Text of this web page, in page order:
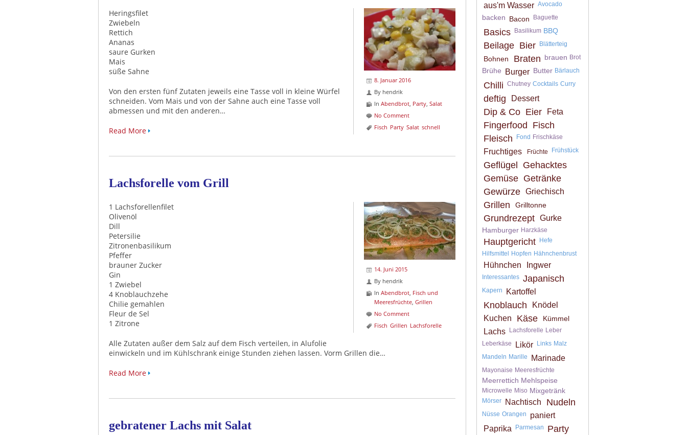
8. Januar 2016
By hendrik
InAbendbrot Party ,Salat
No Comment
Fisch Party Salat schnell
Heringsfilet
Zwiebeln
Rettich
Ananas
saure Gurken
Mais
süße Sahne
Von den ersten fünf Zutaten jeweils eine Tasse voll in kleine Würfel
schneiden. Vom Mais und von der Sahne auch eine Tasse voll
abmessen und mit den anderen…
Read More
Lachsforelle vom Grill
14. Juni 2015
By hendrik
InAbendbrot, Fisch und
Meeresfrüchte,Grillen
No Comment
Fisch Grillen Lachsforelle
1 Lachsforellenfilet
Olivenöl
Dill
Petersilie
Zitronenbasilikum
Pfeffer
brauner Zucker
Gin
1 Zwiebel
4 Knoblauchzehe
Chilie gemahlen
Fleur de Sel
1 Zitrone
Alle Zutaten außer dem Salz auf dem Fisch verteilen, in Alufolie
einwickeln und im Kühlschrank einige Stunden ziehen lassen. Vorm Grillen die…
Read More
gebratener Lachs mit Salat
aus'm Wasser Avocado
backen Bacon Baguette
Basics Basilikum BBQ
Beilage Bier Blätterteig
Bohnen Braten brauen Brot
Brühe Burger Butter Bärlauch
Chilli Chutney Cocktails Curry
deftig Dessert
Dip & Co Eier Feta
Fingerfood
Fisch
Fleisch
Fond Frischkäse
Fruchtiges Früchte Frühstück
Geflügel
Gehacktes
Gemüse Getränke
Gewürze Griechisch
Grillen Grilltonne
Grundrezept Gurke
Hamburger Harzkäse
Hauptgericht
Hefe
Hilfsmittel
Hopfen Hähnchenbrust
Hühnchen Ingwer
Interessantes Japanisch
Kapern Kartoffel
Knoblauch
Knödel
Kuchen
Käse Kümmel
Lachs Lachsforelle Leber
Leberkäse
Likör Links Malz
Mandeln Marille Marinade
Mayonaise Meeresfrüchte
Meerrettich Mehlspeise
Microwelle Miso Mixgetränk
Mörser Nachtisch Nudeln
Nüsse Orangen
paniert
Paprika
Parmesan Party